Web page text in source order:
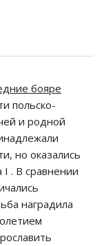
бояре
польско-
и родной
но оказались
. В сравнении
наградила